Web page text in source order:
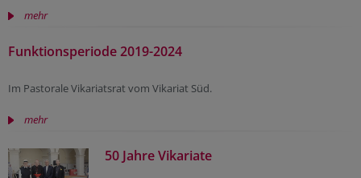
mehr
Funktionsperiode 2019-2024
Im Pastorale Vikariatsrat vom Vikariat Süd.
mehr
50 Jahre Vikariate